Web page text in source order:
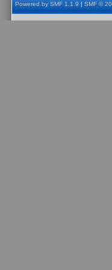
Powered by SMF 1.1.9|SMF ©